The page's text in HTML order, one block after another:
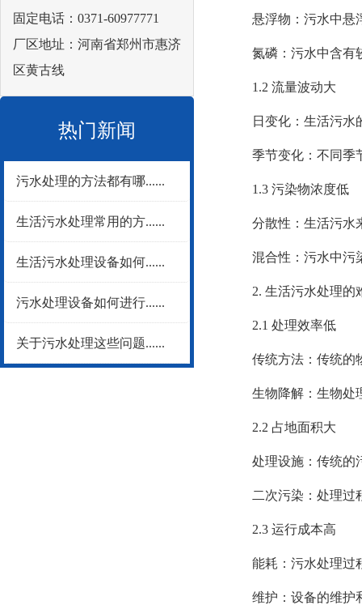
固定电话：0371-60977771
厂区地址：河南省郑州市惠济
区黄古线
热门新闻
污水处理的方法都有哪......
生活污水处理常用的方......
生活污水处理设备如何......
污水处理设备如何进行......
关于污水处理这些问题......
悬浮物：污水中悬
氮磷：污水中含有
1.2 流量波动大
日变化：生活污水的
季节变化：不同季节
1.3 污染物浓度低
分散性：生活污水来
混合性：污水中污染
2. 生活污水处理的
2.1 处理效率低
传统方法：传统的物
生物降解：生物处理
2.2 占地面积大
处理设施：传统的污
二次污染：处理过程
2.3 运行成本高
能耗：污水处理过程
维护：设备的维护和